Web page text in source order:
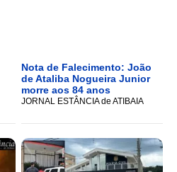
Nota de Falecimento: João
de Ataliba Nogueira Junior
morre aos 84 anos
JORNAL ESTÂNCIA de ATIBAIA